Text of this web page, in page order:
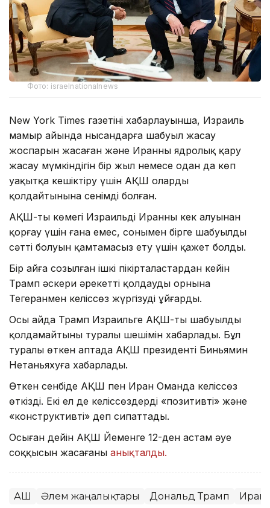
Фото: israelnationalnews
New York Times газетінің хабарлауынша, Израиль
мамыр айында нысандарға шабуыл жасау
жоспарын жасаған және Иранның ядролық қару
жасау мүмкіндігін бір жыл немесе одан да көп
уақытқа кешіктіру үшін АҚШ оларды
қолдайтынына сенімді болған.
АҚШ-тың көмегі Израильді Иранның кек алуынан
қорғау үшін ғана емес, сонымен бірге шабуылдың
сәтті болуын қамтамасыз ету үшін қажет болды.
Бір айға созылған ішкі пікірталастардан кейін
Трамп әскери әрекетті қолдаудың орнына
Тегеранмен келіссөз жүргізуді ұйғарды.
Осы айда Трамп Израильге АҚШ-тың шабуылды
қолдамайтыны туралы шешімін хабарлады. Бұл
туралы өткен аптада АҚШ президенті Биньямин
Нетаньяхуға хабарлады.
Өткен сенбіде АҚШ пен Иран Оманда келіссөз
өткізді. Екі ел де келіссөздерді «позитивті» және
«конструктивті» деп сипаттады.
Осыған дейін АҚШ Йеменге 12-ден астам әуе
соққысын жасағаны анықталды.
АҚШ Әлем жаңалықтары Дональд Трамп Иран